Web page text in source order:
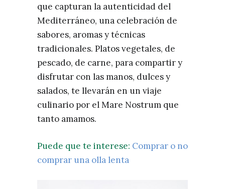
que capturan la autenticidad del
Mediterráneo, una celebración de
sabores, aromas y técnicas
tradicionales. Platos vegetales, de
pescado, de carne, para compartir y
disfrutar con las manos, dulces y
salados, te llevarán en un viaje
culinario por el Mare Nostrum que
tanto amamos.
Puede que te interese: Comprar o no
comprar una olla lenta